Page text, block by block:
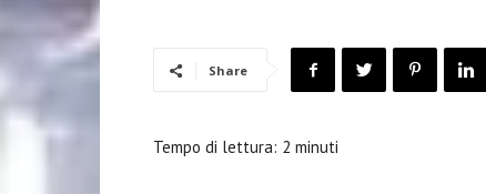
Share
Tempo di lettura: 2 minuti